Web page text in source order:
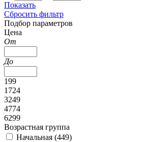
Показать
Сбросить фильтр
Подбор параметров
Цена
От
До
199
1724
3249
4774
6299
Возрастная группа
Начальная (449)